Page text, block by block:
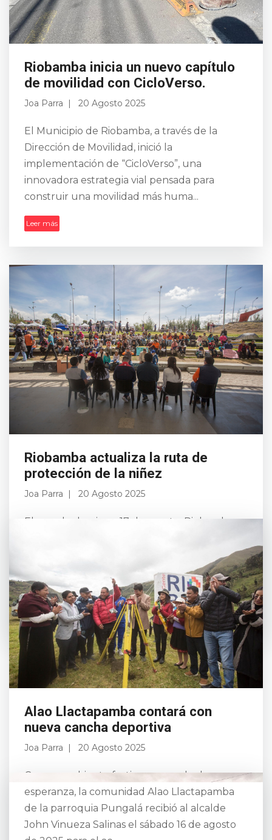
Riobamba inicia un nuevo capítulo
de movilidad con CicloVerso.
Joa Parra 20 Agosto 2025
El Municipio de Riobamba, a través de la
Dirección de Movilidad, inició la
implementación de “CicloVerso”, una
innovadora estrategia vial pensada para
construir una movilidad más huma...
Leer más
Riobamba actualiza la ruta de
protección de la niñez
Joa Parra 20 Agosto 2025
El pasado domingo 17 de agosto, Riobamba
compromiso social en el parque Polideportivo
Ciudadela Politécnica, donde se firmó la
Actualizac...
Leer más
Alao Llactapamba contará con
nueva cancha deportiva
Joa Parra 20 Agosto 2025
Con un ambiente festivo y cargado de
esperanza, la comunidad Alao Llactapamba
de la parroquia Pungalá recibió al alcalde
John Vinueza Salinas el sábado 16 de agosto